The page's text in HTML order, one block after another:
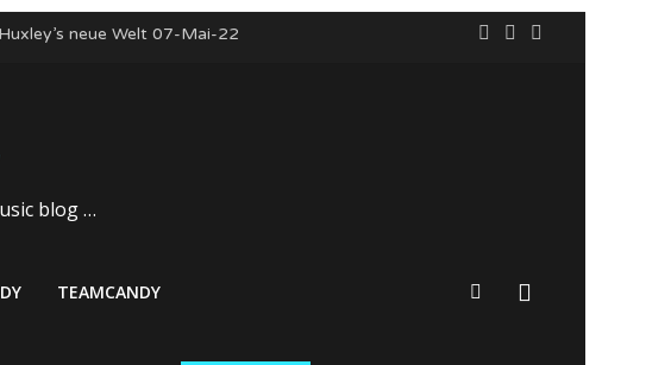
neue Welt 07-Mai-22
im Mai
blog …
TEAMCANDY